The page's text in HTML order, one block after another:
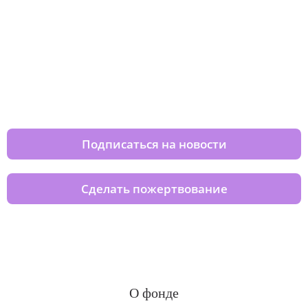
Подписаться на новости
Сделать пожертвование
О фонде